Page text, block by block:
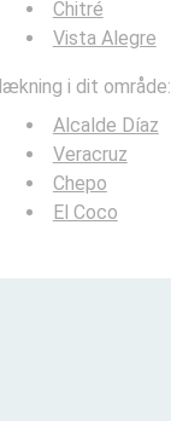
Chitré
Vista Alegre
i dit område:
Alcalde Díaz
Veracruz
Chepo
El Coco